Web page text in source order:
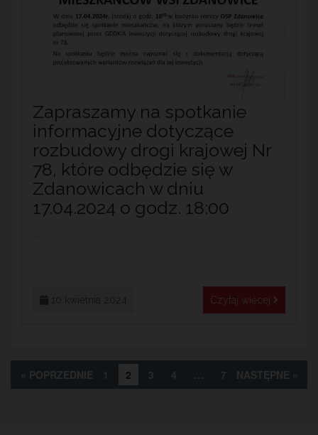
Zapraszamy na spotkanie
informacyjne dotyczące
rozbudowy drogi krajowej Nr
78, które odbędzie się w
Zdanowicach w dniu
17.04.2024 o godz. 18:00
Czytaj więcej
« POPRZEDNIE 1 2 3 4 … 7 NASTĘPNE »